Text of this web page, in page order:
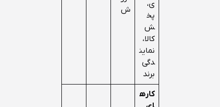
ی،
پخ
ش
کالا،
نماین
دگی
برند
ش
کاره